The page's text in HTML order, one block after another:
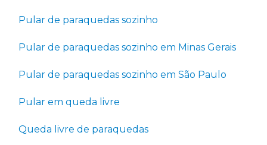
Pular de paraquedas sozinho
Pular de paraquedas sozinho em Minas Gerais
Pular de paraquedas sozinho em São Paulo
Pular em queda livre
Queda livre de paraquedas